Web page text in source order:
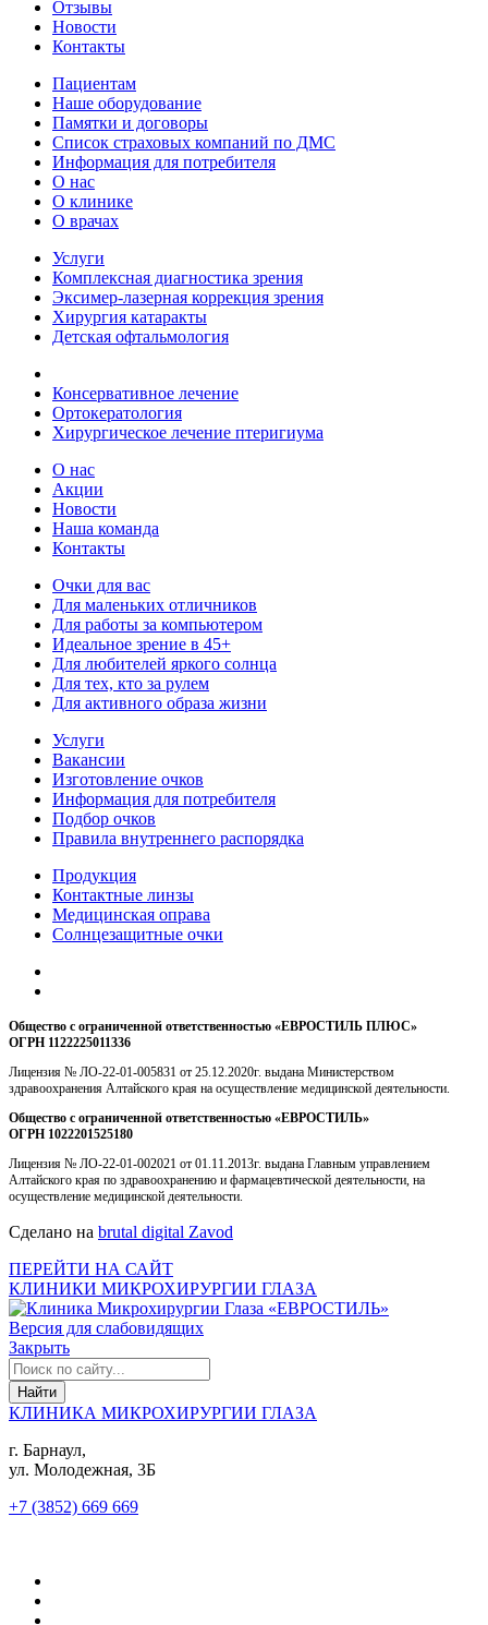
Отзывы
Новости
Контакты
Пациентам
Наше оборудование
Памятки и договоры
Список страховых компаний по ДМС
Информация для потребителя
О нас
О клинике
О врачах
Услуги
Комплексная диагностика зрения
Эксимер-лазерная коррекция зрения
Хирургия катаракты
Детская офтальмология
Консервативное лечение
Ортокератология
Хирургическое лечение птеригиума
О нас
Акции
Новости
Наша команда
Контакты
Очки для вас
Для маленьких отличников
Для работы за компьютером
Идеальное зрение в 45+
Для любителей яркого солнца
Для тех, кто за рулем
Для активного образа жизни
Услуги
Вакансии
Изготовление очков
Информация для потребителя
Подбор очков
Правила внутреннего распорядка
Продукция
Контактные линзы
Медицинская оправа
Солнцезащитные очки
Общество с ограниченной ответственностью «ЕВРОСТИЛЬ ПЛЮС»
ОГРН 1122225011336
Лицензия № ЛО-22-01-005831 от 25.12.2020г. выдана Министерством
здравоохранения Алтайского края на осуществление медицинской деятельности.
Общество с ограниченной ответственностью «ЕВРОСТИЛЬ»
ОГРН 1022201525180
Лицензия № ЛО-22-01-002021 от 01.11.2013г. выдана Главным управлением
Алтайского края по здравоохранению и фармацевтической деятельности, на
осуществление медицинской деятельности.
Сделано на brutal digital Zavod
ПЕРЕЙТИ НА САЙТ
КЛИНИКИ МИКРОХИРУРГИИ ГЛАЗА
Версия для слабовидящих
Закрыть
КЛИНИКА МИКРОХИРУРГИИ ГЛАЗА
г. Барнаул,
ул. Молодежная, 3Б
+7 (3852) 669 669